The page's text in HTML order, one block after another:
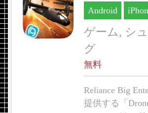
Android
ゲーム, シ
グ
無料
Reliance Big
提供する「